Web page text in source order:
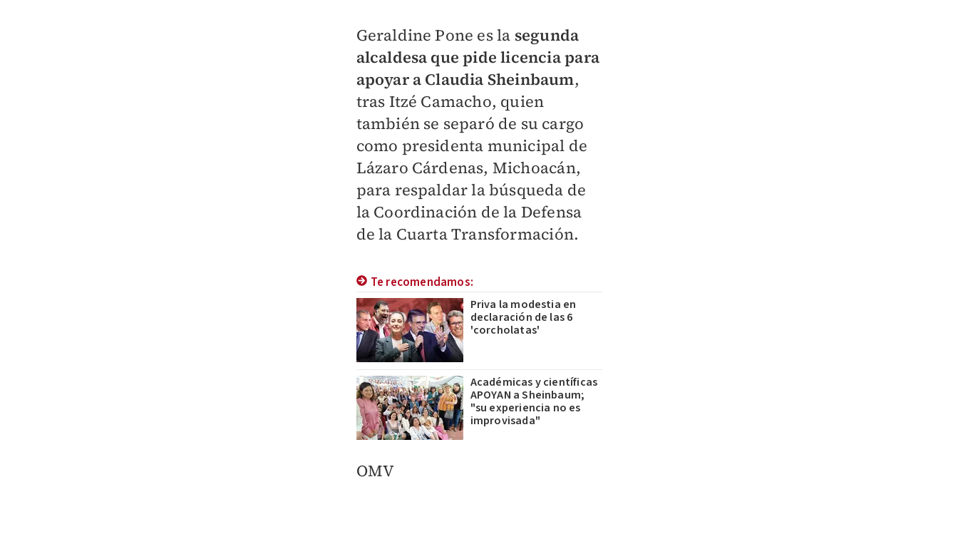
Geraldine Pone es la segunda
alcaldesa que pide licencia para
apoyar a Claudia Sheinbaum,
tras Itzé Camacho, quien
también se separó de su cargo
como presidenta municipal de
Lázaro Cárdenas, Michoacán,
para respaldar la búsqueda de
la Coordinación de la Defensa
de la Cuarta Transformación.
Te recomendamos:
Priva la modestia en
declaración de las 6
'corcholatas'
Académicas y científicas
APOYAN a Sheinbaum;
"su experiencia no es
improvisada"
OMV